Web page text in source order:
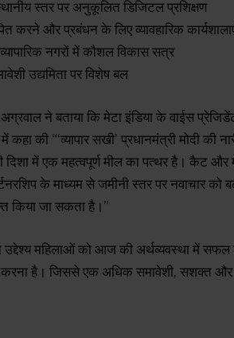
स्तर पर अनुकूलित डिजिटल प्रशिक्षण
करने और प्रबंधन के लिए व्यावहारिक
नगरों में कौशल विकास सत्र
उद्यमिता पर विशेष बल
अग्रवाल ने बताया कि मेटा इंडिया के वाईस
की “‘व्यापार सखी’ प्रधानमंत्री मोदी की
में एक महत्वपूर्ण मील का पत्थर है। कैट और
के माध्यम से जमीनी स्तर पर नवाचार को
किया जा सकता है।”
उद्देश्य महिलाओं को आज की अर्थव्यवस्था में
है। जिससे एक अधिक समावेशी, सशक्त